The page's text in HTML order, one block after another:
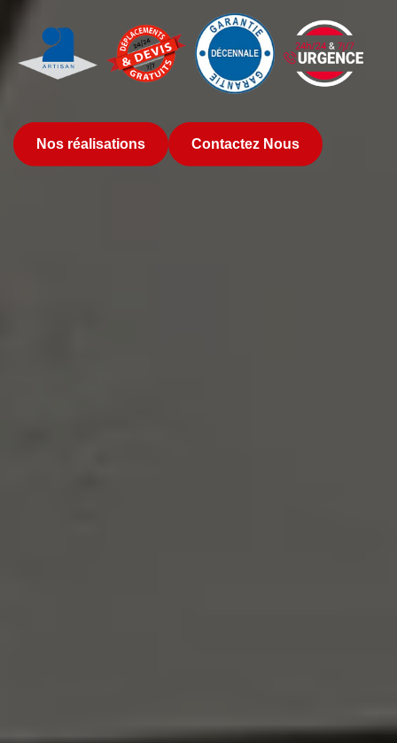
Nos réalisations Contactez Nous